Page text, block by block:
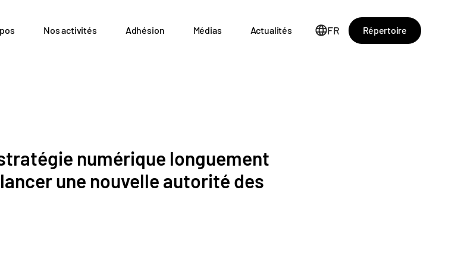
Nos activités Adhésion Médias Actualités FR Répertoire
numérique longuement
une nouvelle autorité des